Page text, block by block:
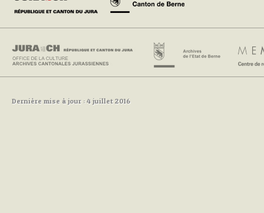
Dernière mise à jour : 4 juillet 2016